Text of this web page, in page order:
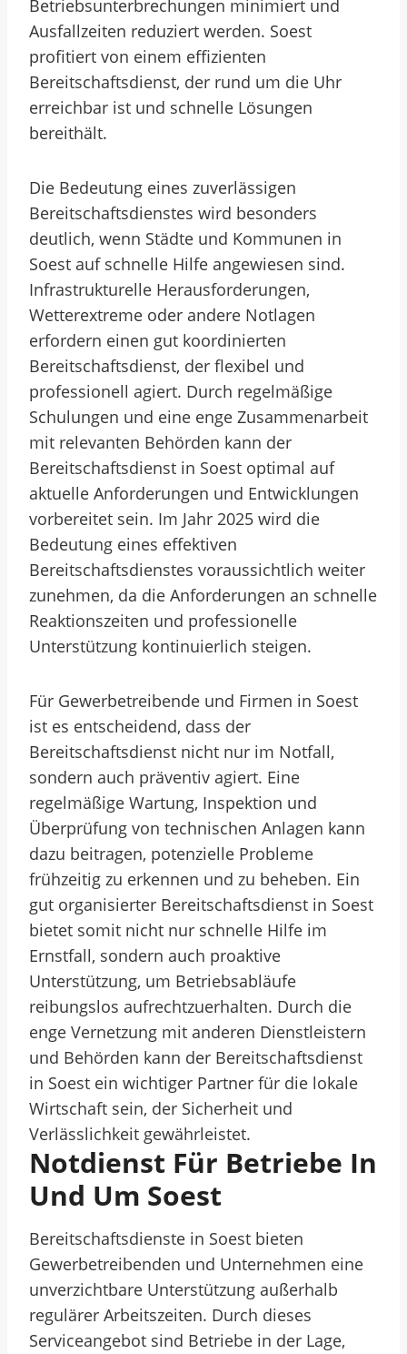
Betriebsunterbrechungen minimiert und
Ausfallzeiten reduziert werden. Soest
profitiert von einem effizienten
Bereitschaftsdienst, der rund um die Uhr
erreichbar ist und schnelle Lösungen
bereithält.
Die Bedeutung eines zuverlässigen
Bereitschaftsdienstes wird besonders
deutlich, wenn Städte und Kommunen in
Soest auf schnelle Hilfe angewiesen sind.
Infrastrukturelle Herausforderungen,
Wetterextreme oder andere Notlagen
erfordern einen gut koordinierten
Bereitschaftsdienst, der flexibel und
professionell agiert. Durch regelmäßige
Schulungen und eine enge Zusammenarbeit
mit relevanten Behörden kann der
Bereitschaftsdienst in Soest optimal auf
aktuelle Anforderungen und Entwicklungen
vorbereitet sein. Im Jahr 2025 wird die
Bedeutung eines effektiven
Bereitschaftsdienstes voraussichtlich weiter
zunehmen, da die Anforderungen an schnelle
Reaktionszeiten und professionelle
Unterstützung kontinuierlich steigen.
Für Gewerbetreibende und Firmen in Soest
ist es entscheidend, dass der
Bereitschaftsdienst nicht nur im Notfall,
sondern auch präventiv agiert. Eine
regelmäßige Wartung, Inspektion und
Überprüfung von technischen Anlagen kann
dazu beitragen, potenzielle Probleme
frühzeitig zu erkennen und zu beheben. Ein
gut organisierter Bereitschaftsdienst in Soest
bietet somit nicht nur schnelle Hilfe im
Ernstfall, sondern auch proaktive
Unterstützung, um Betriebsabläufe
reibungslos aufrechtzuerhalten. Durch die
enge Vernetzung mit anderen Dienstleistern
und Behörden kann der Bereitschaftsdienst
in Soest ein wichtiger Partner für die lokale
Wirtschaft sein, der Sicherheit und
Verlässlichkeit gewährleistet.
Notdienst Für Betriebe In
Und Um Soest
Bereitschaftsdienste in Soest bieten
Gewerbetreibenden und Unternehmen eine
unverzichtbare Unterstützung außerhalb
regulärer Arbeitszeiten. Durch dieses
Serviceangebot sind Betriebe in der Lage,